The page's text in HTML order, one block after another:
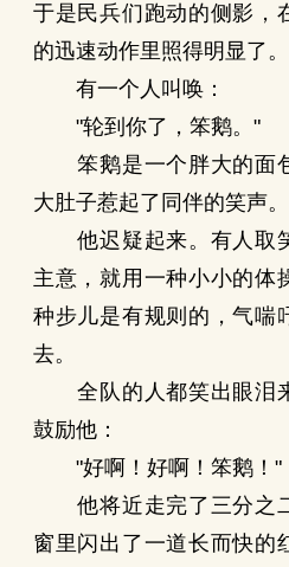
于是民兵们跑动的侧影，
的迅速动作里照得明显了。
有一个人叫唤：
"轮到你了，笨鹅。"
笨鹅是一个胖大的面
大肚子惹起了同伴的笑声。
他迟疑起来。有人取
主意，就用一种小小的体
种步儿是有规则的，气喘
去。
全队的人都笑出眼泪
鼓励他：
"好啊！好啊！笨鹅！"
他将近走完了三分之
窗里闪出了一道长而快的